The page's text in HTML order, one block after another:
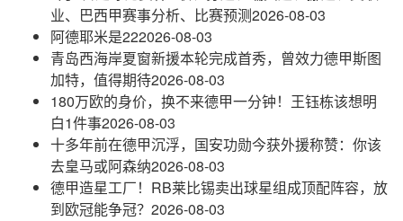
业、巴西甲赛事分析、比赛预测2026-08-03
阿德耶米是222026-08-03
青岛西海岸夏窗新援本轮完成首秀，曾效力德甲斯图
加特，值得期待2026-08-03
180万欧的身价，换不来德甲一分钟！王钰栋该想明
白1件事2026-08-03
十多年前在德甲沉浮，国安功勋今获外援称赞：你该
去皇马或阿森纳2026-08-03
德甲造星工厂！RB莱比锡卖出球星组成顶配阵容，放
到欧冠能争冠？ 2026-08-03